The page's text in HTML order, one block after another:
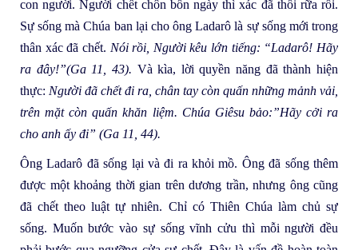
con người. Người chết chôn bốn ngày thì xác đã thối rữa rồi.
Sự sống mà Chúa ban lại cho ông Ladarô là sự sống mới trong
thân xác đã chết. Nói rồi, Người kêu lớn tiếng: “Ladarô! Hãy
ra đây!”(Ga 11, 43). Và kìa, lời quyền năng đã thành hiện
thực: Người đã chết đi ra, chân tay còn quấn những mảnh vải,
trên mặt còn quấn khăn liệm. Chúa Giêsu bảo:”Hãy cởi ra
cho anh ấy đi” (Ga 11, 44).
Ông Ladarô đã sống lại và đi ra khỏi mồ. Ông đã sống thêm
được một khoảng thời gian trên dương trần, nhưng ông cũng
đã chết theo luật tự nhiên. Chỉ có Thiên Chúa làm chủ sự
sống. Muốn bước vào sự sống vĩnh cửu thì mỗi người đều